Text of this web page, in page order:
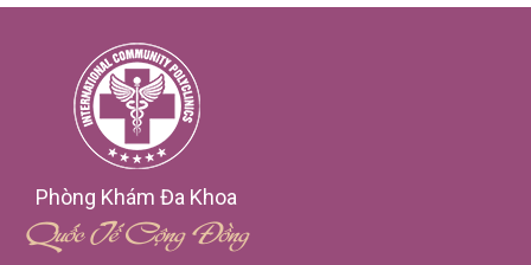
Phòng Khám Đa Khoa
Quốc Tế Cộng Đồng